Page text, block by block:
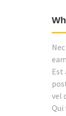
Est
vel
Qui